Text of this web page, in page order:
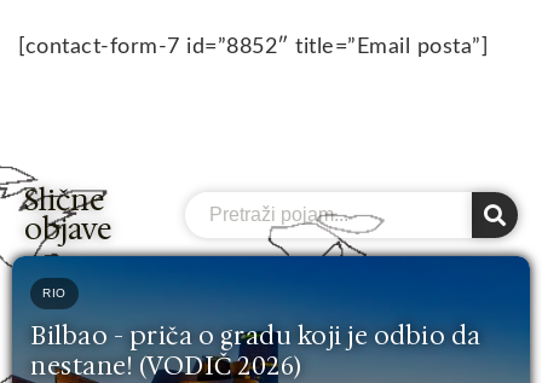
[contact-form-7 id=”8852″ title=”Email posta”]
Slične
objave
Search
RIO
Bilbao - priča o gradu koji je odbio da
nestane! (VODIČ 2026)